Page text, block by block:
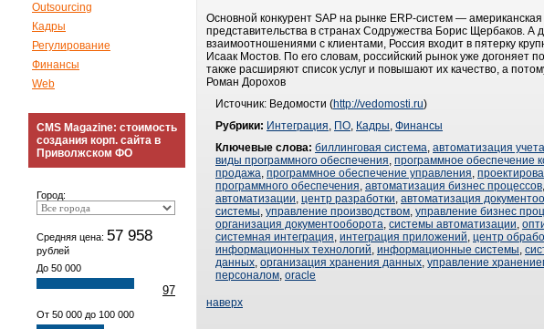
Outsourcing
Кадры
Регулирование
Финансы
Web
CMS Magazine: стоимость
создания корп. сайта в
Приволжском ФО
Город:
Средняя цена: 57 958
рублей
До 50 000
97
От 50 000 до 100 000
Основной конкурент SAP на рынке ERP-систем —
представительства в странах Содружества Борис Щербаков.
взаимоотношениями с клиентами, Россия входит в пятерку
Исаак Мостов. По его словам, российский рынок уже
также расширяют список услуг и повышают их качество, а
Роман Дорохов
Источник: Ведомости (http://vedomosti.ru)
Рубрики: Интеграция, ПО, Кадры, Финансы
Ключевые слова: биллинговая система, автоматизация учета
виды программного обеспечения, программное обеспечение
продажа, программное обеспечение управления,
программного обеспечения, автоматизация бизнес процессов,
автоматизации, центр разработки, автоматизация
системы, управление производством, управление бизнес
организация документооборота, системы автоматизации,
системная интеграция, интеграция приложений, центр
информационных технологий, информационные системы,
данных, организация хранения данных, управление
персоналом, oracle
наверх